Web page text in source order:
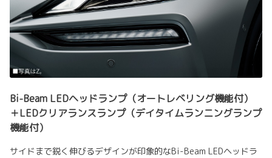
Bi-Beam LEDヘッドランプ（オートレベリング機能付）
＋LEDクリアランスランプ（デイタイムランニングランプ
機能付）
サイドまで鋭く伸びるデザインが印象的なBi-Beam LEDヘッドラ